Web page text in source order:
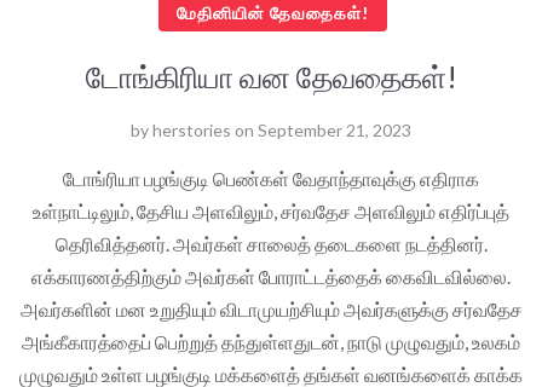
மேதினியின் தேவதைகள்!
டோங்கிரியா வன தேவதைகள்!
byherstories on September 21, 2023
டோங்ரியா பழங்குடி பெண்கள் வேதாந்தாவுக்கு எதிராக
உள்நாட்டிலும், தேசிய அளவிலும், சர்வதேச அளவிலும் எதிர்ப்புத்
தெரிவித்தனர். அவர்கள் சாலைத் தடைகளை நடத்தினர்.
எக்காரணத்திற்கும் அவர்கள் போராட்டத்தைக் கைவிடவில்லை.
அவர்களின் மன உறுதியும் விடாமுயற்சியும் அவர்களுக்கு சர்வதேச
அங்கீகாரத்தைப் பெற்றுத் தந்துள்ளதுடன், நாடு முழுவதும், உலகம்
முழுவதும் உள்ள பழங்குடி மக்களைத் தங்கள் வனங்களைக் காக்க